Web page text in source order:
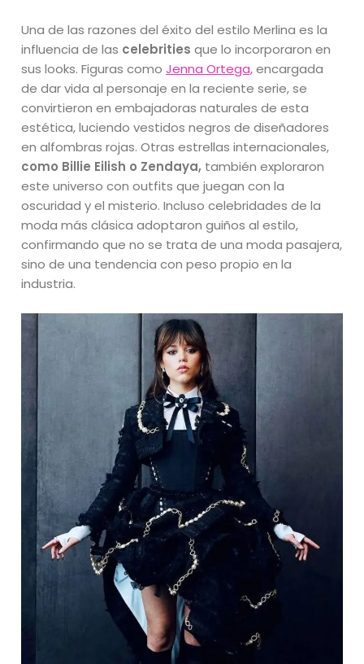
Una de las razones del éxito del estilo Merlina es la
influencia de las celebrities que lo incorporaron en
sus looks. Figuras comoJenna Ortega,encargada
de dar vida al personaje en la reciente serie, se
convirtieron en embajadoras naturales de esta
estética, luciendo vestidos negros de diseñadores
en alfombras rojas. Otras estrellas internacionales,
como Billie Eilish o Zendaya, también exploraron
este universo con outfits que juegan con la
oscuridad y el misterio. Incluso celebridades de la
moda más clásica adoptaron guiños al estilo,
confirmando que no se trata de una moda pasajera,
sino de una tendencia con peso propio en la
industria.